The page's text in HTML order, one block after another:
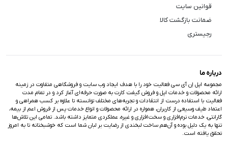
قوانین سایت
ضمانت بازگشت کالا
رجیستری
درباره ما
مجموعه اپل اِن آی سی فعالیت خود را با هدف ایجاد وب سایت و فروشگاهی متفاوت در زمینه
ارائه محصولات و خدمات اپل و فروش گیفت کارت به صورت حرفه‌ای آغاز کرد و در تمام مدت
فعالیت با استفاده درست از انتقادات و تجربه‌های مختلف توانسته تا علاوه بر کسب همراهی و
اعتماد طیف وسیعی از کاربران، همواره در ارائه محصولات و انواع خدمات پس از فروش اعم از بیمه،
گارانتی، خدمات نرم‌افزاری و سخت‌افزاری و غیره، عملکردی متمایز داشته باشد. تمامی این تلاش‌ها
تنها به یک دلیل بوده و آن‌هم ساخت لبخندی از رضایت بر لبان شما است که خوشبختانه تا به امروز
تحقق یافته است.